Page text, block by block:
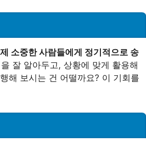
소중한 사람들에게 정기적으로 송
잘 알아두고, 상황에 맞게 활용해
해 보시는 건 어떨까요? 이 기회를